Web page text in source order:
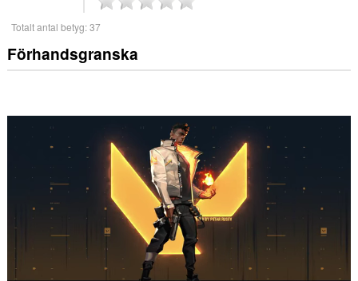
Totalt antal betyg:37
Förhandsgranska